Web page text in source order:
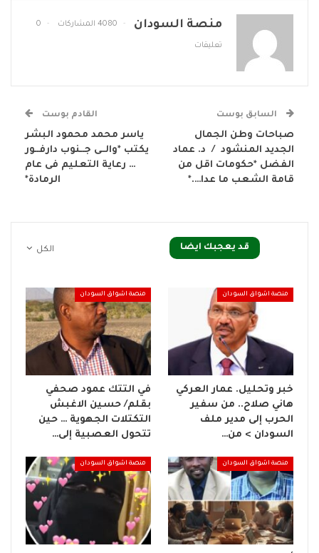
منصة السودان 4080 المشاركات 0
تعليقات
السابق بوست
صباحات وطن الجمال
الجديد المنشود / د. عماد
الفضل *حكومات اقل من
قامة الشعب ما عدا….*
القادم بوست
ياسر محمد محمود البشر
يكتب *والــى جــنوب دارفــور
… رعاية التعليم فى عام
الرمادة*
الكل قد يعجبك ايضا
منصة اشواق السودان
خبر وتحليل. عمار العركي
هاني صلاح.. من سفير
الحرب إلى مدير ملف
السودان > من…
منصة اشواق السودان
في التتك عمود صحفي
بقلم/ حسين الاغبش
التكتلات الجهوية … حين
تتحول العصبية إلى…
منصة اشواق السودان منصة اشواق السودان